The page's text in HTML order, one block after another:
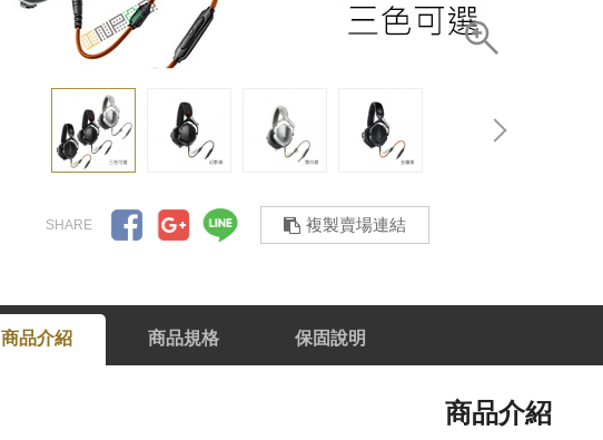
複製賣場連結
商品介紹 商品規格 保固說明
商品介紹